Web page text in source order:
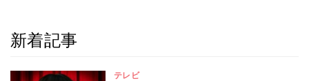
新着記事
テレビ